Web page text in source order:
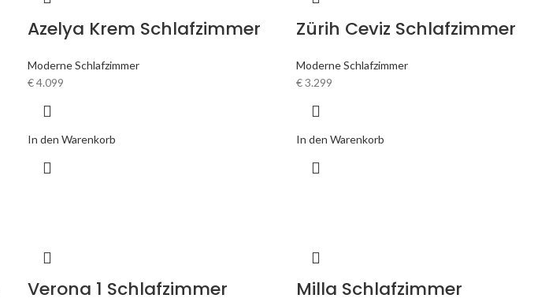
Azelya Krem Schlafzimmer
Moderne Schlafzimmer
€4.099
In den Warenkorb
Zürih Ceviz Schlafzimmer
Moderne Schlafzimmer
€3.299
In den Warenkorb
Verona 1 Schlafzimmer Milla Schlafzimmer